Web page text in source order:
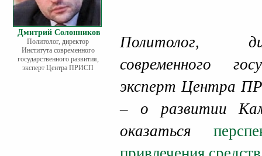
Дмитрий Солонников
Политолог, директор
Института современного
государственного развития,
эксперт Центра ПРИСП
Политолог,
современного
эксперт Центра
– о развитии
оказаться